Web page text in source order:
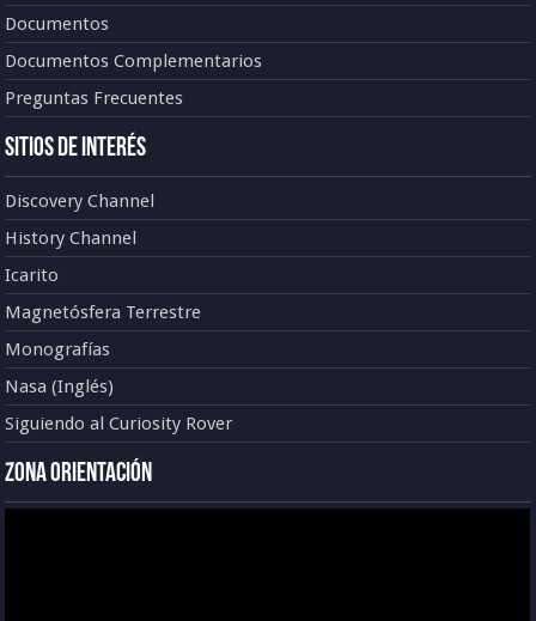
Documentos
Documentos Complementarios
Preguntas Frecuentes
Sitios de Interés
Discovery Channel
History Channel
Icarito
Magnetósfera Terrestre
Monografías
Nasa (Inglés)
Siguiendo al Curiosity Rover
Zona Orientación